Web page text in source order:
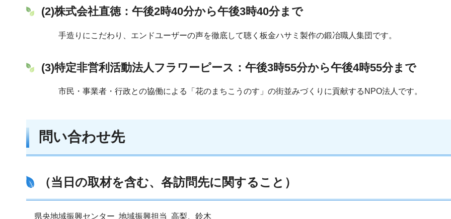
(2)株式会社直徳：午後2時40分から午後3時40分まで
手造りにこだわり、エンドユーザーの声を徹底して聴く板金ハサミ製作の鍛冶職人集団です。
(3)特定非営利活動法人フラワーピース ：午後3時55分から午後4時55分まで
市民・事業者・行政との協働による「花のまちこうのす」の街並みづくりに貢献するNPO法人です。
問い合わせ先
（当日の取材を含む、各訪問先に関すること）
県央地域振興センター 地域振興担当 高梨、鈴木